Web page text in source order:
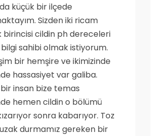
küçük bir ilçede
Sizden iki ricam
birincisi cildin ph dereceleri
bilgi sahibi olmak istiyorum.
bir hemşire ve ikimizinde
hassasiyet var galiba.
insan bize temas
hemen cildin o bölümü
sonra kabarıyor. Toz
durmamız gereken bir